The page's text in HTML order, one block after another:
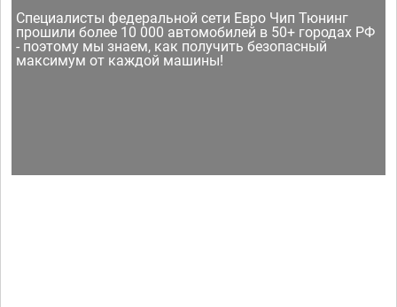
Специалисты федеральной сети Евро Чип Тюнинг
прошили более 10 000 автомобилей в 50+ городах РФ
- поэтому мы знаем, как получить безопасный
максимум от каждой машины!